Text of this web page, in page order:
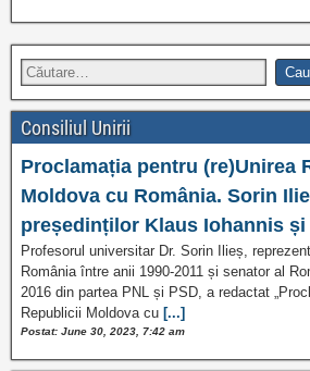
Consiliul Unirii
Proclamația pentru (re)Unirea
Moldova cu România. Sorin
președinților Klaus Iohannis și
Profesorul universitar Dr. Sorin Ilieș,
România între anii 1990-2011 și senator al
2016 din partea PNL și PSD, a redactat
Republicii Moldova cu [...]
Postat: June 30, 2023, 7:42 am